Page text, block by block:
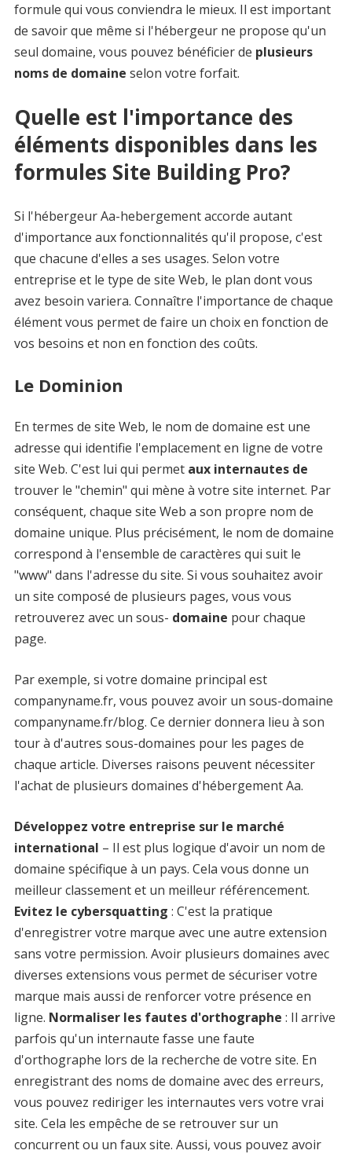
formule qui vous conviendra le mieux. Il est important
de savoir que même si l'hébergeur ne propose qu'un
seul domaine, vous pouvez bénéficier de plusieurs
noms de domaine selon votre forfait.
Quelle est l'importance des
éléments disponibles dans les
formules Site Building Pro?
Si l'hébergeur Aa-hebergement accorde autant
d'importance aux fonctionnalités qu'il propose, c'est
que chacune d'elles a ses usages. Selon votre
entreprise et le type de site Web, le plan dont vous
avez besoin variera. Connaître l'importance de chaque
élément vous permet de faire un choix en fonction de
vos besoins et non en fonction des coûts.
Le Dominion
En termes de site Web, le nom de domaine est une
adresse qui identifie l'emplacement en ligne de votre
site Web. C'est lui qui permet aux internautes de
trouver le "chemin" qui mène à votre site internet. Par
conséquent, chaque site Web a son propre nom de
domaine unique. Plus précisément, le nom de domaine
correspond à l'ensemble de caractères qui suit le
"www" dans l'adresse du site. Si vous souhaitez avoir
un site composé de plusieurs pages, vous vous
retrouverez avec un sous- domaine pour chaque
page.
Par exemple, si votre domaine principal est
companyname.fr, vous pouvez avoir un sous-domaine
companyname.fr/blog. Ce dernier donnera lieu à son
tour à d'autres sous-domaines pour les pages de
chaque article. Diverses raisons peuvent nécessiter
l'achat de plusieurs domaines d'hébergement Aa.
Développez votre entreprise sur le marché
international – Il est plus logique d'avoir un nom de
domaine spécifique à un pays. Cela vous donne un
meilleur classement et un meilleur référencement.
Evitez le cybersquatting : C'est la pratique
d'enregistrer votre marque avec une autre extension
sans votre permission. Avoir plusieurs domaines avec
diverses extensions vous permet de sécuriser votre
marque mais aussi de renforcer votre présence en
ligne. Normaliser les fautes d'orthographe : Il arrive
parfois qu'un internaute fasse une faute
d'orthographe lors de la recherche de votre site. En
enregistrant des noms de domaine avec des erreurs,
vous pouvez rediriger les internautes vers votre vrai
site. Cela les empêche de se retrouver sur un
concurrent ou un faux site. Aussi, vous pouvez avoir